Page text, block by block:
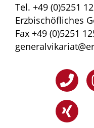
Tel. +49 (0)5251
Erzbischöfliches
Fax +49 (0)5251